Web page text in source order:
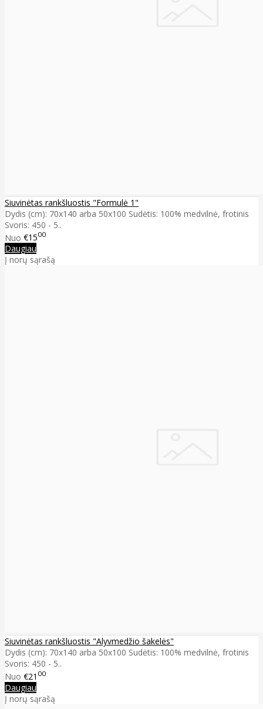
Siuvinėtas rankšluostis "Formulė 1"
Dydis (cm): 70x140 arba 50x100 Sudėtis: 100% medvilnė, frotinis
Svoris: 450 - 5..
Nuo €1500
Daugiau
Į norų sąrašą
Siuvinėtas rankšluostis "Alyvmedžio šakelės"
Dydis (cm): 70x140 arba 50x100 Sudėtis: 100% medvilnė, frotinis
Svoris: 450 - 5..
Nuo €21 00
Daugiau
Į norų sąrašą